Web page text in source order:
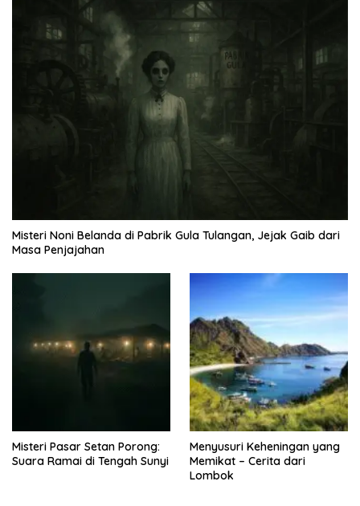
Misteri Noni Belanda di Pabrik Gula Tulangan, Jejak Gaib dari
Masa Penjajahan
Misteri Pasar Setan Porong:
Suara Ramai di Tengah Sunyi
Menyusuri Keheningan yang
Memikat – Cerita dari
Lombok